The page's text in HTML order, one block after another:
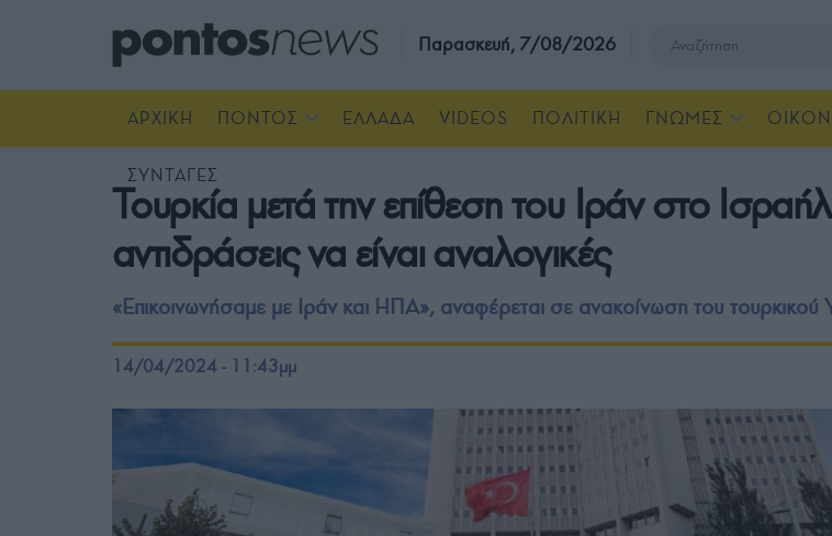
Παρασκευή, 7/08/2026
ΑΡΧΙΚΗ ΠΟΝΤΟΣ ΕΛΛΑΔΑ VIDEOS ΠΟΛΙΤΙΚΗ ΓΝΩΜΕΣ
ΣΥΝΤΑΓΕΣ
Τουρκία μετά την επίθεση του Ιράν στο
αντιδράσεις να είναι αναλογικές
«Επικοινωνήσαμε με Ιράν και ΗΠΑ», αναφέρεται σε ανακοίνωση του
14/04/2024 - 11:43μμ